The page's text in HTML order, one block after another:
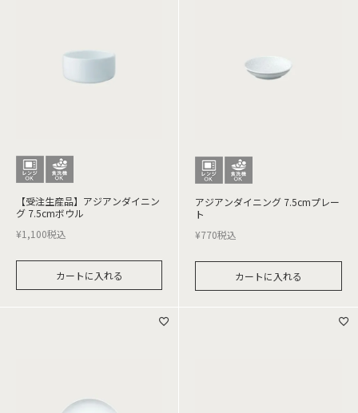
【受注生産品】アジアンダイニン
グ 7.5cmボウル
¥1,100税込
カートに入れる
アジアンダイニング 7.5cmプレー
ト
¥770税込
カートに入れる